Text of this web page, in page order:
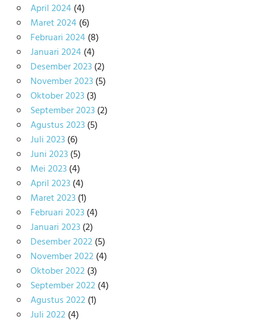
April 2024(4)
Maret 2024(6)
Februari 2024(8)
Januari 2024(4)
Desember 2023(2)
November 2023(5)
Oktober 2023(3)
September 2023(2)
Agustus 2023(5)
Juli 2023(6)
Juni 2023(5)
Mei 2023(4)
April 2023(4)
Maret 2023(1)
Februari 2023(4)
Januari 2023(2)
Desember 2022(5)
November 2022(4)
Oktober 2022(3)
September 2022(4)
Agustus 2022(1)
Juli 2022(4)